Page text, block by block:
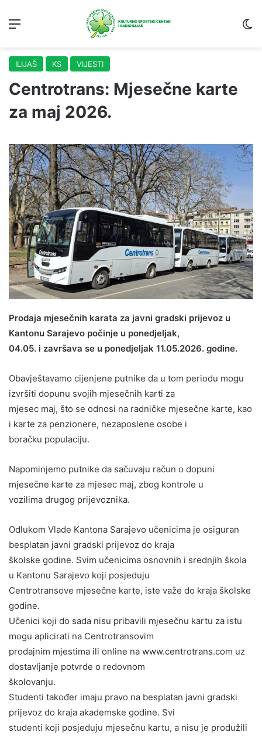
ILIJAŠ KS VIJESTI
Centrotrans: Mjesečne karte
za maj 2026.
Prodaja mjesečnih karata za javni gradski prijevoz u
Kantonu Sarajevo počinje u ponedjeljak,
04.05. i završava se u ponedjeljak 11.05.2026. godine.
Obavještavamo cijenjene putnike da u tom periodu mogu
izvršiti dopunu svojih mjesečnih karti za
mjesec maj, što se odnosi na radničke mjesečne karte, kao
i karte za penzionere, nezaposlene osobe i
boračku populaciju.
Napominjemo putnike da sačuvaju račun o dopuni
mjesečne karte za mjesec maj, zbog kontrole u
vozilima drugog prijevoznika.
Odlukom Vlade Kantona Sarajevo učenicima je osiguran
besplatan javni gradski prijevoz do kraja
školske godine. Svim učenicima osnovnih i srednjih škola
u Kantonu Sarajevo koji posjeduju
Centrotransove mjesečne karte, iste važe do kraja školske
godine.
Učenici koji do sada nisu pribavili mjesečnu kartu za istu
mogu aplicirati na Centrotransovim
prodajnim mjestima ili online na www.centrotrans.com uz
dostavljanje potvrde o redovnom
školovanju.
Studenti također imaju pravo na besplatan javni gradski
prijevoz do kraja akademske godine. Svi
studenti koji posjeduju mjesečnu kartu, a nisu je produžili